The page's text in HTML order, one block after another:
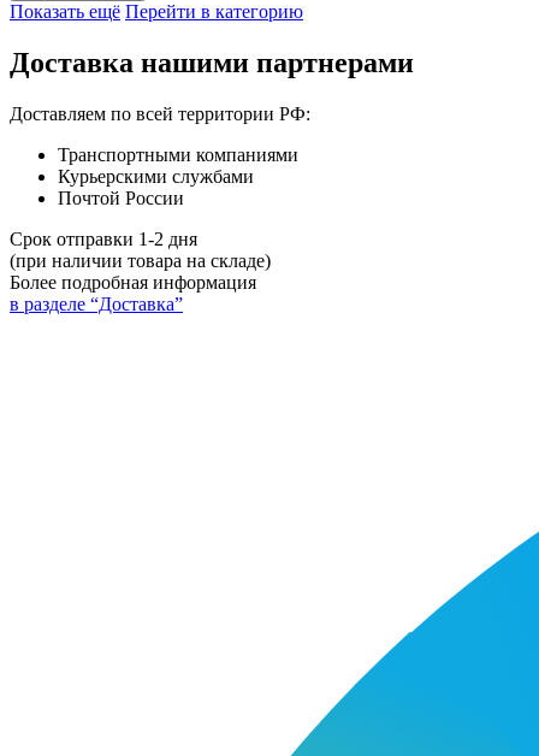
Показать ещё Перейти в категорию
Доставка нашими партнерами
Доставляем по всей территории РФ:
Транспортными компаниями
Курьерскими службами
Почтой России
Срок отправки 1-2 дня
(при наличии товара на складе)
Более подробная информация
в разделе “Доставка”